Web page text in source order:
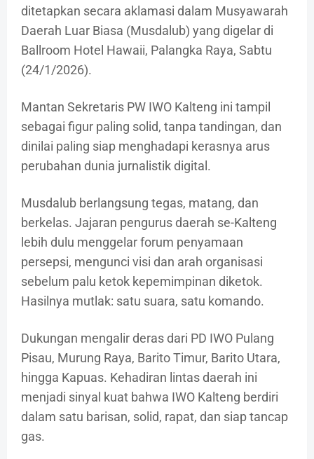
ditetapkan secara aklamasi dalam Musyawarah
Daerah Luar Biasa (Musdalub) yang digelar di
Ballroom Hotel Hawaii, Palangka Raya, Sabtu
(24/1/2026).
Mantan Sekretaris PW IWO Kalteng ini tampil
sebagai figur paling solid, tanpa tandingan, dan
dinilai paling siap menghadapi kerasnya arus
perubahan dunia jurnalistik digital.
Musdalub berlangsung tegas, matang, dan
berkelas. Jajaran pengurus daerah se-Kalteng
lebih dulu menggelar forum penyamaan
persepsi, mengunci visi dan arah organisasi
sebelum palu ketok kepemimpinan diketok.
Hasilnya mutlak: satu suara, satu komando.
Dukungan mengalir deras dari PD IWO Pulang
Pisau, Murung Raya, Barito Timur, Barito Utara,
hingga Kapuas. Kehadiran lintas daerah ini
menjadi sinyal kuat bahwa IWO Kalteng berdiri
dalam satu barisan, solid, rapat, dan siap tancap
gas.